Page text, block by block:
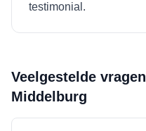
testimonial.
Veelgestelde
Middelburg